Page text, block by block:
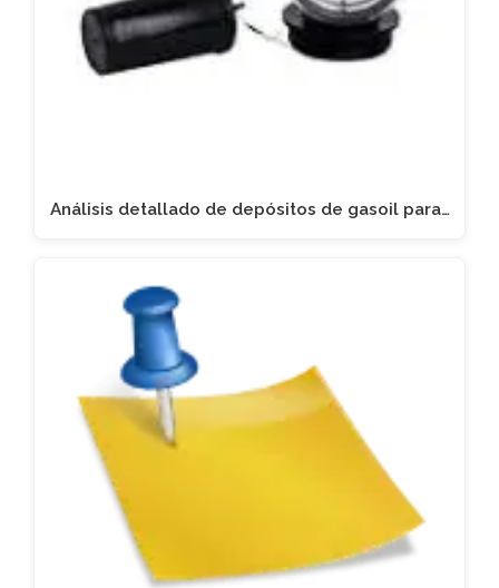
Análisis detallado de depósitos de gasoil para…